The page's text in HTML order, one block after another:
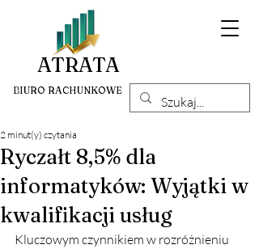
ATRATA
BIURO RACHUNKOWE
Ryczałt 8,5% dla
informatyków: Wyjątki w
kwalifikacji usług
2 minut(y) czytania
Kluczowym czynnikiem w rozróżnieniu